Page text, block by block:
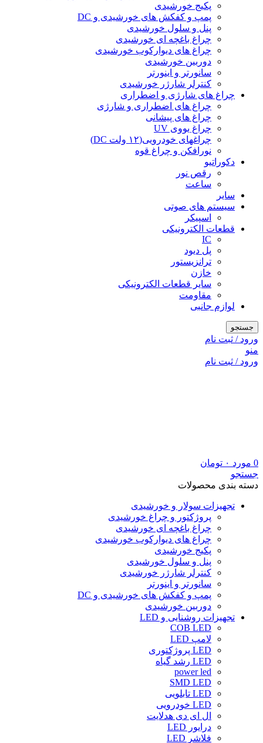
پکیج خورشیدی
پمپ و کفکش های خورشیدی و DC
پنل و سلول خورشیدی
چراغ باغچه ای خورشیدی
چراغ های دیوارکوب خورشیدی
دوربین خورشیدی
سانورتر و اینورتر
کنترلر شارژر خورشیدی
چراغ های شارژی و اضطراری
چراغ های اضطراری و شارژی
چراغ های پیشانی
چراغ یووی UV
چراغهای خودرویی(۱۲ ولت DC)
نورافکن و چراغ قوه
دکوراتیو
رقص نور
ساعت
سایر
سیستم های صوتی
اسپیکر
قطعات الکترونیکی
IC
پل دیود
ترانزیستور
خازن
سایر قطعات الکترونیکی
مقاومت
لوازم جانبی
جستجو
ورود / ثبت نام
منو
ورود / ثبت نام
0 مورد ۰ تومان
جستجو
دسته بندی محصولات
تجهیزات سولار و خورشیدی
پروژکتور و چراغ خورشیدی
چراغ باغچه ای خورشیدی
چراغ های دیوارکوب خورشیدی
پکیج خورشیدی
پنل و سلول خورشیدی
کنترلر شارژر خورشیدی
سانورتر و اینورتر
پمپ و کفکش های خورشیدی و DC
دوربین خورشیدی
تجهیزات روشنایی و LED
COB LED
لامپ LED
LED پروژکتوری
LED رشد گیاه
power led
SMD LED
LED تابلویی
LED خودرویی
ال ای دی هدلایت
درایور LED
فلاشر LED